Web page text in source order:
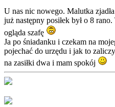
U nas nic nowego. Malutka
już następny posiłek był o 8
ogląda szafę
Ja po śniadanku i czekam na
pojechać do urzędu i jak to
na zasiłki dwa i mam spokój